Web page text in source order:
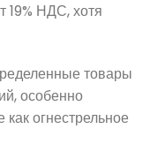
19% НДС, хотя
товары
особенно
огнестрельное